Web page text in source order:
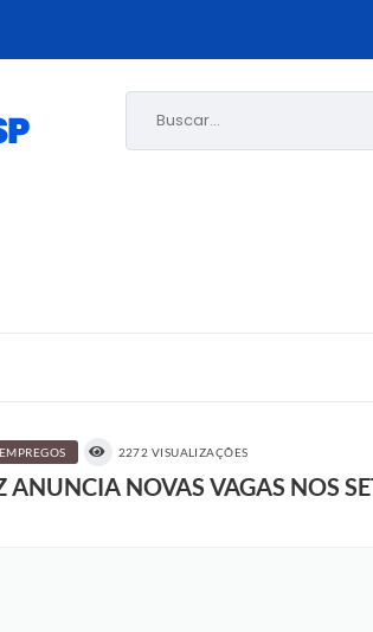
Buscar...
EMPREGOS 2272 VISUALIZAÇÕES
NOVAS VAGAS NOS